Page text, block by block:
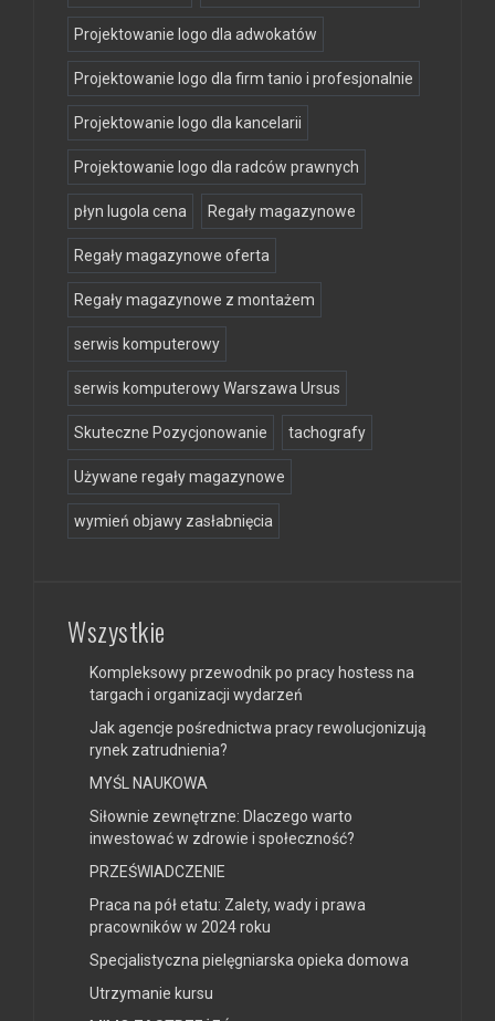
Projektowanie logo dla adwokatów
Projektowanie logo dla firm tanio i profesjonalnie
Projektowanie logo dla kancelarii
Projektowanie logo dla radców prawnych
płyn lugola cena Regały magazynowe
Regały magazynowe oferta
Regały magazynowe z montażem
serwis komputerowy
serwis komputerowy Warszawa Ursus
Skuteczne Pozycjonowanie tachografy
Używane regały magazynowe
wymień objawy zasłabnięcia
Wszystkie
Kompleksowy przewodnik po pracy hostess na
targach i organizacji wydarzeń
Jak agencje pośrednictwa pracy rewolucjonizują
rynek zatrudnienia?
MYŚL NAUKOWA
Siłownie zewnętrzne: Dlaczego warto
inwestować w zdrowie i społeczność?
PRZEŚWIADCZENIE
Praca na pół etatu: Zalety, wady i prawa
pracowników w 2024 roku
Specjalistyczna pielęgniarska opieka domowa
Utrzymanie kursu